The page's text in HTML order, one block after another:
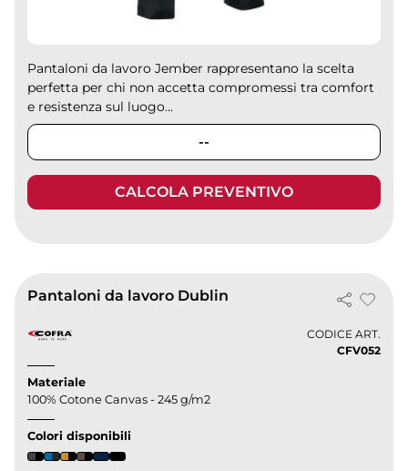
Pantaloni da lavoro Jember rappresentano la scelta
perfetta per chi non accetta compromessi tra comfort
e resistenza sul luogo...
--
CALCOLA PREVENTIVO
Pantaloni da lavoro Dublin
CODICE ART.
CFV052
Materiale
100% Cotone Canvas - 245 g/m2
Colori disponibili